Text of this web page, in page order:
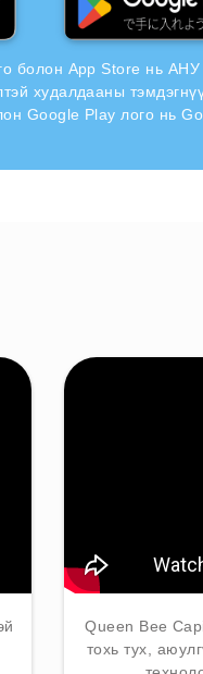
болон App Store нь
худалдааны
Google Play лого нь
Queen Bee
тохь тух,